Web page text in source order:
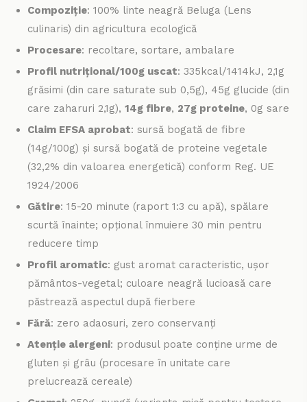
Compoziție: 100% linte neagră Beluga (Lens
culinaris) din agricultura ecologică
Procesare: recoltare, sortare, ambalare
Profil nutrițional/100g uscat: 335kcal/1414kJ, 2,1g
grăsimi (din care saturate sub 0,5g), 45g glucide (din
care zaharuri 2,1g), 14g fibre, 27g proteine, 0g sare
Claim EFSA aprobat: sursă bogată de fibre
(14g/100g) și sursă bogată de proteine vegetale
(32,2% din valoarea energetică) conform Reg. UE
1924/2006
Gătire: 15-20 minute (raport 1:3 cu apă), spălare
scurtă înainte; opțional înmuiere 30 min pentru
reducere timp
Profil aromatic: gust aromat caracteristic, ușor
pământos-vegetal; culoare neagră lucioasă care
păstrează aspectul după fierbere
Fără: zero adaosuri, zero conservanți
Atenție alergeni: produsul poate conține urme de
gluten și grâu (procesare în unitate care
prelucrează cereale)